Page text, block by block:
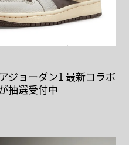
ジョーダン1 最新コラボ
抽選受付中